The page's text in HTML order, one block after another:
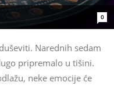
0
Narednih sedam
pripremalo u tišini.
neke emocije će